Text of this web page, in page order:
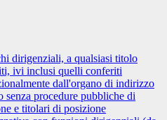
dirigenziali, a qualsiasi titolo
ivi inclusi quelli conferiti
dall'organo di indirizzo
senza procedure pubbliche di
e titolari di posizione